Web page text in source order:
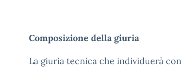
Composizione della giuria
La giuria tecnica che individuerà